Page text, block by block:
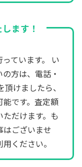
ます！
ています。 い
方は、電話・
けましたら、
です。査定額
だけます。も
はございませ
ください。